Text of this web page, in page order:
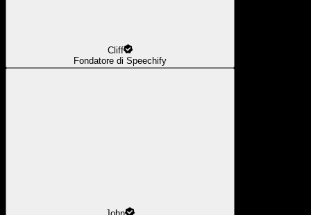
Cliff
Fondatore di Speechify